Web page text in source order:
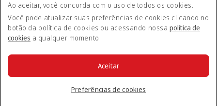
Mapa do site
ANAC reguladosANAC regulados Opens an external link in
a new tab
Desempenho de pontualidade
Envie uma sugestão ou reclamação
Opens an external link in a new tab
© 2026 Grupo Emirates. Todos os direitos reservados.
Ao aceitar, você concorda com o uso de todos os cookies.
Você pode atualizar suas preferências de cookies clicando no
botão da política de cookies ou acessando nossa política de
cookies a qualquer momento.
Preferências de cookies
Aceitar